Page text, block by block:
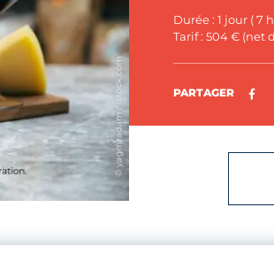
Durée : 1 jour ( 7
Tarif : 504 € (net
PARTAGER